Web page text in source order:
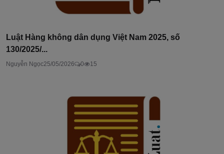
Luật Hàng không dân dụng Việt Nam 2025, số
130/2025/...
Nguyễn Ngọc25/05/2026 0 15